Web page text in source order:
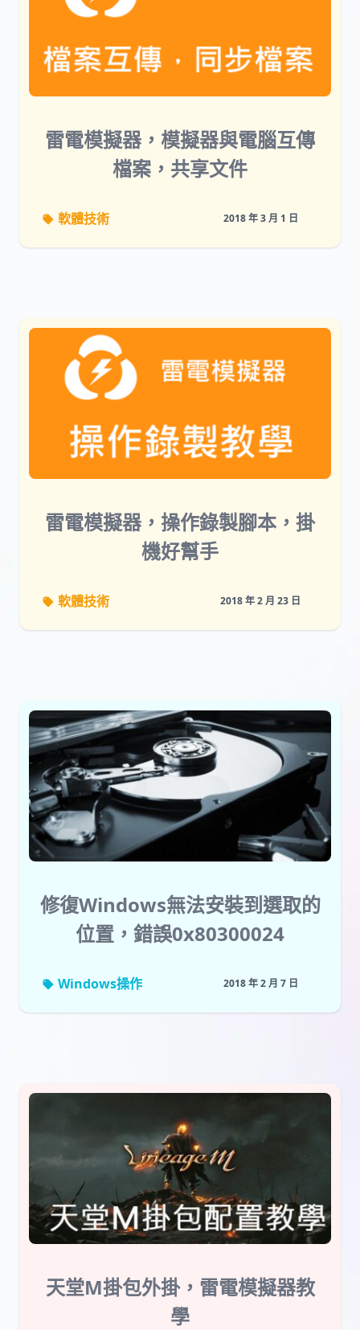
雷電模擬器，模擬器與電腦互傳
檔案，共享文件
軟體技術 2018 年 3 月 1 日
雷電模擬器，操作錄製腳本，掛
機好幫手
軟體技術 2018 年 2 月 23 日
修復Windows無法安裝到選取的
位置，錯誤0x80300024
Windows操作 2018 年 2 月 7 日
天堂M掛包外掛，雷電模擬器教
學